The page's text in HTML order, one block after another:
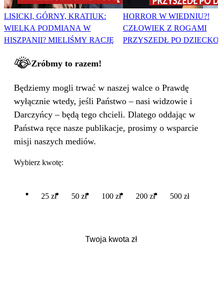
LISICKI, GÓRNY, KRATIUK:
WIELKA PODMIANA W
HISZPANII? MIELIŚMY RACJĘ
HORROR W WIEDNIU?!
CZŁOWIEK Z ROGAMI
PRZYSZEDŁ PO DZIECKO
Zróbmy to razem!
Będziemy mogli trwać w naszej walce o Prawdę
wyłącznie wtedy, jeśli Państwo – nasi widzowie i
Darczyńcy – będą tego chcieli. Dlatego oddając w
Państwa ręce nasze publikacje, prosimy o wsparcie
misji naszych mediów.
Wybierz kwotę:
25 zł 50 zł 100 zł 200 zł 500 zł